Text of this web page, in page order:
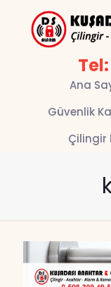
Ana
Güvenlik
Çilingir